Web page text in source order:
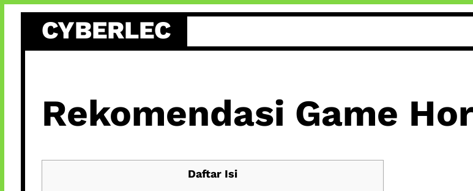
content
CYBERLEC
Rekomendasi Game
Daftar Isi